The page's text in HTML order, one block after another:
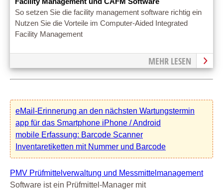
So setzen Sie die facility management software richtig ein
Nutzen Sie die Vorteile im Computer-Aided Integrated
Facility Management
MEHR LESEN
eMail-Erinnerung an den nächsten Wartungstermin
app für das Smartphone iPhone / Android
mobile Erfassung: Barcode Scanner
Inventaretiketten mit Nummer und Barcode
PMV Prüfmittelverwaltung und Messmittelmanagement
Software ist ein Prüfmittel-Manager mit